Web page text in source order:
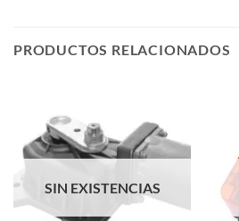
PRODUCTOS RELACIONADOS
SIN EXISTENCIAS